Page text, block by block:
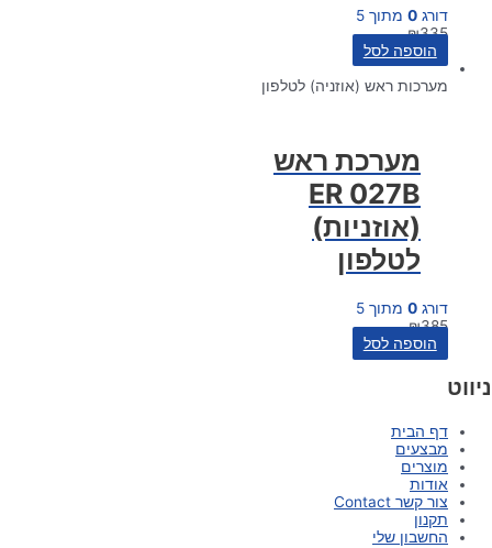
דורג 0 מתוך 5
₪335
הוספה לסל
מערכות ראש (אוזניה) לטלפון
מערכת ראש
ER 027B
(אוזניות)
לטלפון
דורג 0 מתוך 5
₪385
הוספה לסל
ניווט
דף הבית
מבצעים
מוצרים
אודות
צור קשר Contact
תקנון
החשבון שלי